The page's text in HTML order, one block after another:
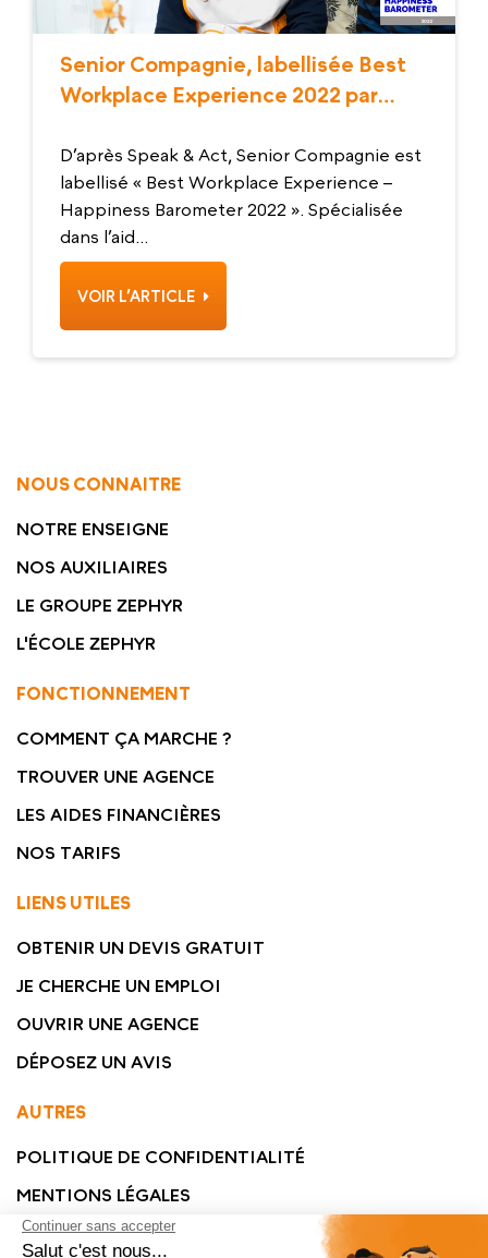
Senior Compagnie, labellisée Best
Workplace Experience 2022 par
D’après Speak & Act, Senior Compagnie est
labellisé « Best Workplace Experience –
Happiness Barometer 2022 ». Spécialisée
dans l’aid...
VOIR L’ARTICLE
NOUS CONNAITRE
NOTRE ENSEIGNE
NOS AUXILIAIRES
LE GROUPE ZEPHYR
L'ÉCOLE ZEPHYR
FONCTIONNEMENT
COMMENT ÇA MARCHE ?
TROUVER UNE AGENCE
LES AIDES FINANCIÈRES
NOS TARIFS
LIENS UTILES
OBTENIR UN DEVIS GRATUIT
JE CHERCHE UN EMPLOI
OUVRIR UNE AGENCE
DÉPOSEZ UN AVIS
AUTRES
POLITIQUE DE CONFIDENTIALITÉ
MENTIONS LÉGALES